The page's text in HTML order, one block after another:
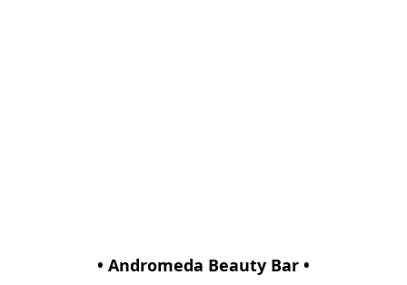
• Andromeda Beauty Bar •